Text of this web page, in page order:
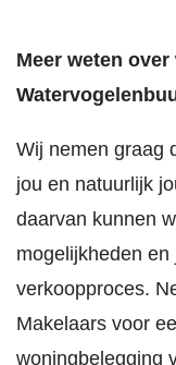
Meer weten
Wij nemen graag
jou en natuurlijk
daarvan kunnen
mogelijkheden
verkoopproces.
Makelaars voor
woningbelegging